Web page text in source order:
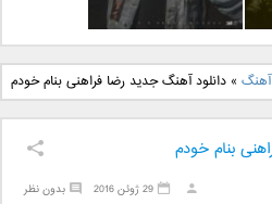
دانلود آهنگ جدید علی
یاسینی بنام دورترین نزدیک »دانلود آهنگ جدید رضا فراهنی بنام خودم
بنام خودم
بدون نظر 29 ژوئن 2016